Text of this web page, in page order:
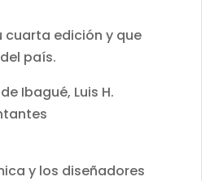
cuarta edición y que
país.
Ibagué, Luis H.
y los diseñadores